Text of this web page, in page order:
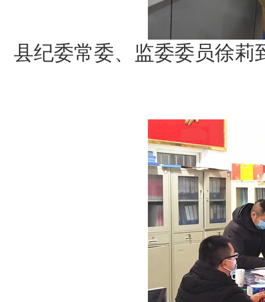
县纪委常委、监委委员徐莉